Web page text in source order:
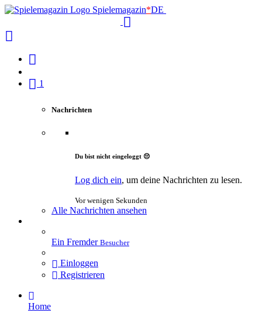
Spielemagazin*DE
1
Nachrichten
Du bist nicht eingeloggt 😔
Log dich ein, um deine Nachrichten zu lesen.
Vor wenigen Sekunden
Alle Nachrichten ansehen
Ein Fremder Besucher
Einloggen
Registrieren
Home